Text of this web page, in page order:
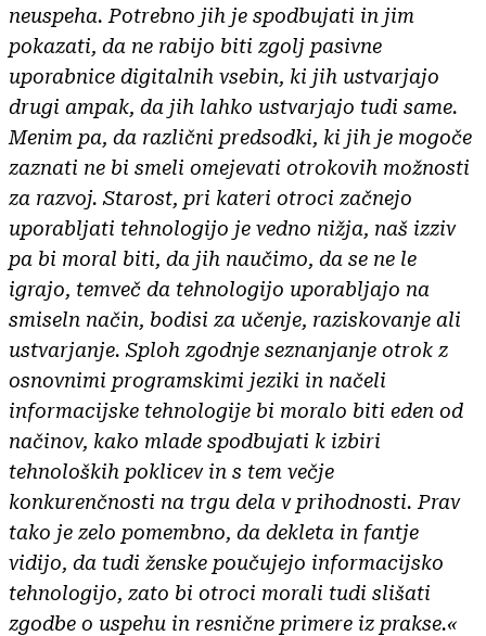
neuspeha. Potrebno jih je spodbujati in jim
pokazati, da ne rabijo biti zgolj pasivne
uporabnice digitalnih vsebin, ki jih ustvarjajo
drugi ampak, da jih lahko ustvarjajo tudi same.
Menim pa, da različni predsodki, ki jih je mogoče
zaznati ne bi smeli omejevati otrokovih možnosti
za razvoj. Starost, pri kateri otroci začnejo
uporabljati tehnologijo je vedno nižja, naš izziv
pa bi moral biti, da jih naučimo, da se ne le
igrajo, temveč da tehnologijo uporabljajo na
smiseln način, bodisi za učenje, raziskovanje ali
ustvarjanje. Sploh zgodnje seznanjanje otrok z
osnovnimi programskimi jeziki in načeli
informacijske tehnologije bi moralo biti eden od
načinov, kako mlade spodbujati k izbiri
tehnoloških poklicev in s tem večje
konkurenčnosti na trgu dela v prihodnosti. Prav
tako je zelo pomembno, da dekleta in fantje
vidijo, da tudi ženske poučujejo informacijsko
tehnologijo, zato bi otroci morali tudi slišati
zgodbe o uspehu in resnične primere iz prakse.«